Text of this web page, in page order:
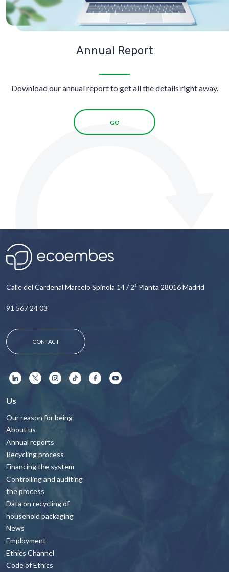
Annual Report
Download our annual report to get all the details right away.
GO
Calle del Cardenal Marcelo Spínola 14 / 2ª Planta 28016 Madrid
91 567 24 03
CONTACT
Us
Our reason for being
About us
Annual reports
Recycling process
Financing the system
Controlling and auditing
the process
Data on recycling of
household packaging
News
Employment
Ethics Channel
Code of Ethics